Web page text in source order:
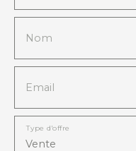
Nom
Email
Vente
Type d'offre